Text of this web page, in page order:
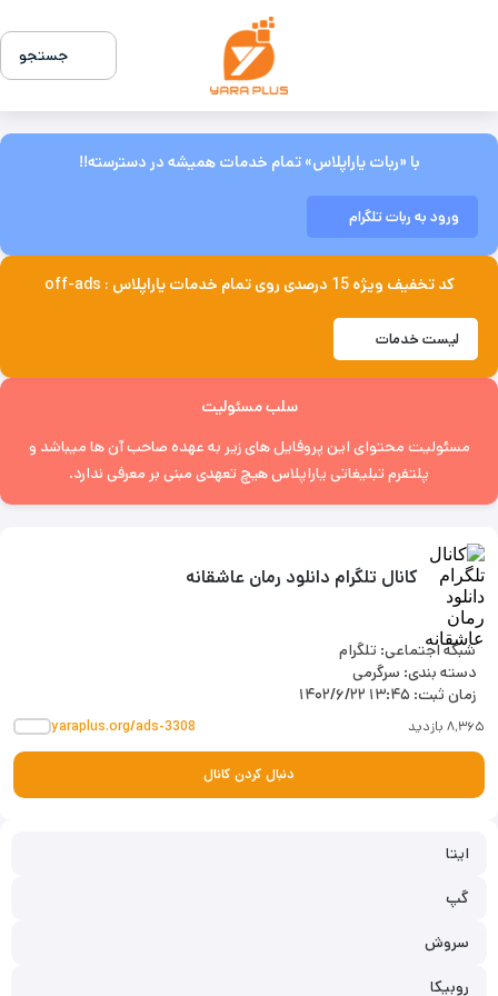
جستجو
با «ربات یاراپلاس» تمام خدمات همیشه در دسترسته!!
ورود به ربات تلگرام
کد تخفیف ویژه 15 درصدی روی تمام خدمات یاراپلاس : off-ads
لیست خدمات
سلب مسئولیت
مسئولیت محتوای این پروفایل های زیر به عهده صاحب آن ها میباشد و
پلتفرم تبلیغاتی یاراپلاس هیچ تعهدی مبنی بر معرفی ندارد.
کانال تلگرام دانلود رمان عاشقانه
شبکه اجتماعی: تلگرام
دسته بندی: سرگرمی
زمان ثبت: ۱۴۰۲/۶/۲۲ ۱۳:۴۵
۸٬۳۶۵ بازدید yaraplus.org/ads-3308
دنبال کردن کانال
ایتا
گپ
سروش
روبیکا